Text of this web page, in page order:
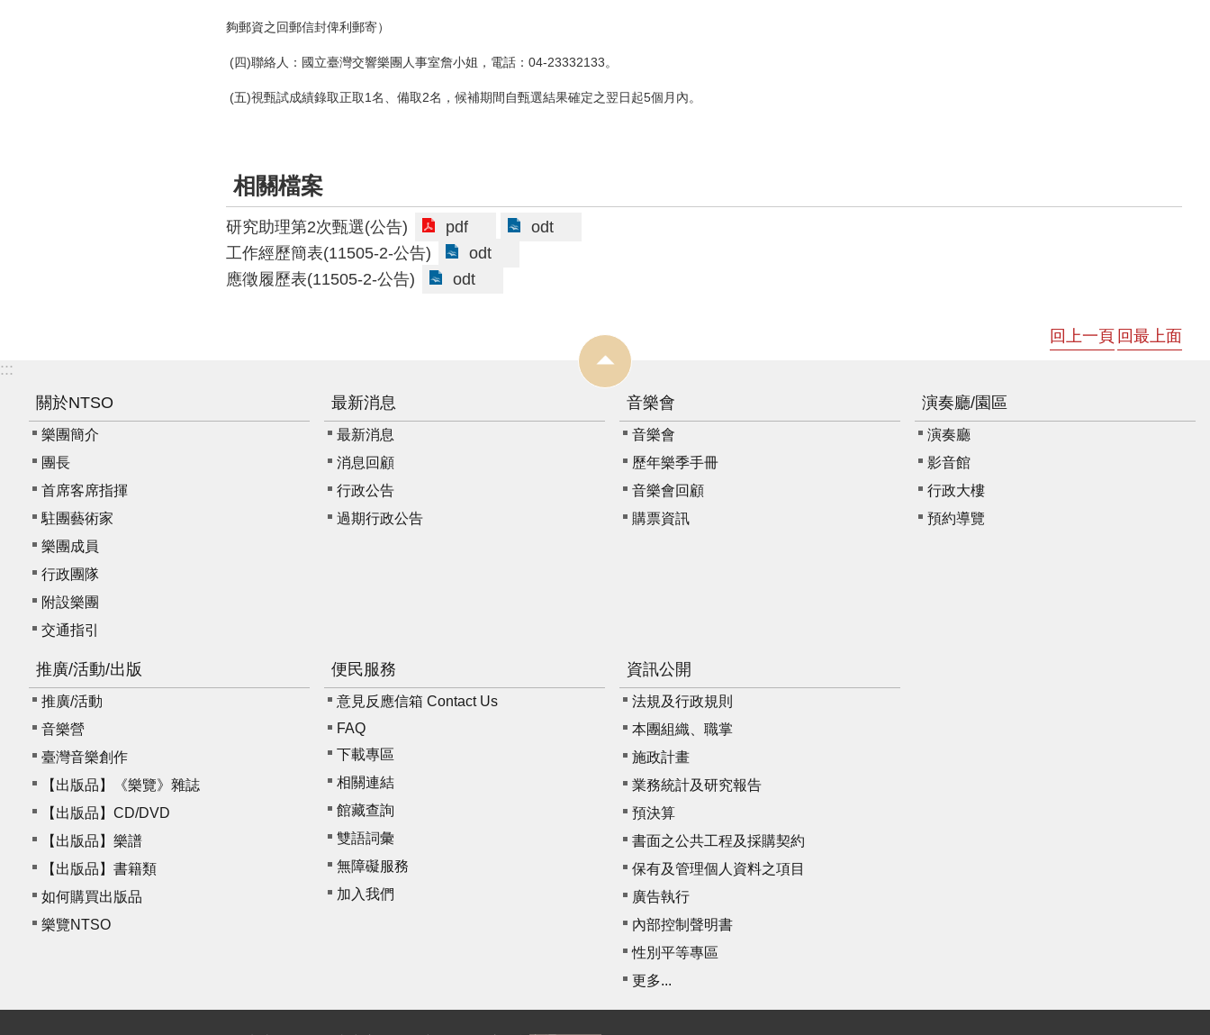
夠郵資之回郵信封俾利郵寄）
(四)聯絡人：國立臺灣交響樂團人事室詹小姐，電話：04-23332133。
(五)視甄試成績錄取正取1名、備取2名，候補期間自甄選結果確定之翌日起5個月內。
相關檔案
研究助理第2次甄選(公告) pdf
odt
工作經歷簡表(11505-2-公告)
odt
應徵履歷表(11505-2-公告)
odt
回上一頁 回最上面
:::
關於NTSO
樂團簡介
團長
首席客席指揮
駐團藝術家
樂團成員
行政團隊
附設樂團
交通指引
最新消息
最新消息
消息回顧
行政公告
過期行政公告
音樂會
音樂會
歷年樂季手冊
音樂會回顧
購票資訊
演奏廳/園區
演奏廳
影音館
行政大樓
預約導覽
推廣/活動/出版
推廣/活動
音樂營
臺灣音樂創作
【出版品】《樂覽》雜誌
【出版品】CD/DVD
【出版品】樂譜
【出版品】書籍類
如何購買出版品
樂覽NTSO
便民服務
意見反應信箱 Contact Us
FAQ
下載專區
相關連結
館藏查詢
雙語詞彙
無障礙服務
加入我們
資訊公開
法規及行政規則
本團組織、職掌
施政計畫
業務統計及研究報告
預決算
書面之公共工程及採購契約
保有及管理個人資料之項目
廣告執行
內部控制聲明書
性別平等專區
更多...